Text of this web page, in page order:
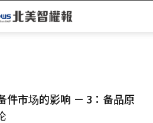
件市场的影响 － 3：备品原